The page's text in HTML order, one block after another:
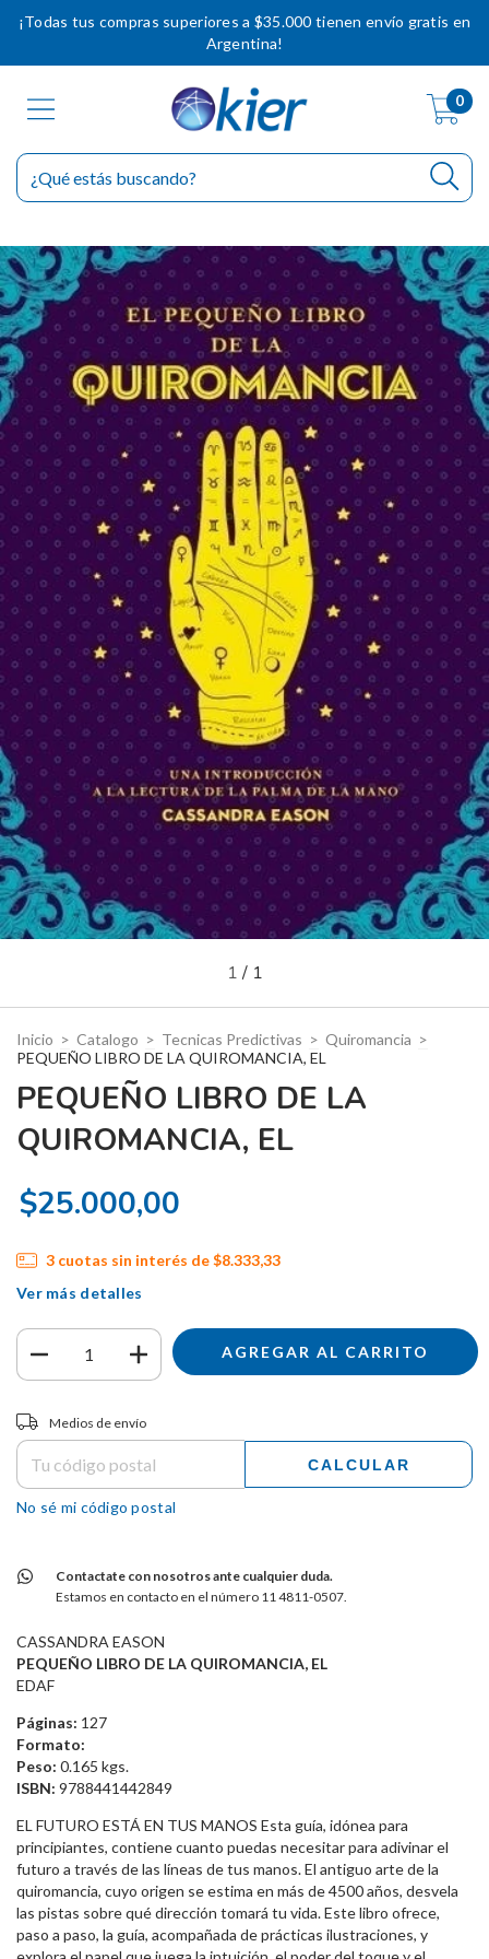
¡Todas tus compras superiores a $35.000 tienen envío gratis en
Argentina!
0
1 / 1
Inicio > Catalogo > Tecnicas Predictivas > Quiromancia >
PEQUEÑO LIBRO DE LA QUIROMANCIA, EL
PEQUEÑO LIBRO DE LA
QUIROMANCIA, EL
$25.000,00
3 cuotas sin interés de$8.333,33
Ver más detalles
Entregas para el CP:
Medios de envío
CALCULAR
No sé mi código postal
Contactate con nosotros ante cualquier duda.
Estamos en contacto en el número 11 4811-0507.
CASSANDRA EASON
PEQUEÑO LIBRO DE LA QUIROMANCIA, EL
EDAF
Páginas: 127
Formato:
Peso: 0.165 kgs.
ISBN: 9788441442849
EL FUTURO ESTÁ EN TUS MANOS Esta guía, idónea para
principiantes, contiene cuanto puedas necesitar para adivinar el
futuro a través de las líneas de tus manos. El antiguo arte de la
quiromancia, cuyo origen se estima en más de 4500 años, desvela
las pistas sobre qué dirección tomará tu vida. Este libro ofrece,
paso a paso, la guía, acompañada de prácticas ilustraciones, y